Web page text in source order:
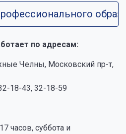
по адресам:
Челны, Московский пр-т,
18-43, 32-18-59
часов, суббота и